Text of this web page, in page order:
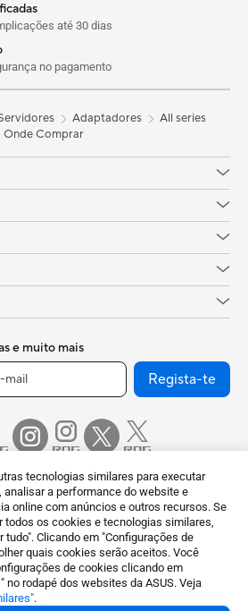
tecnologias similares para executar
a performance do website e
online com anúncios e outros recursos. Se
todos os cookies e tecnologias similares,
tudo". Clicando em "Configurações de
quais cookies serão aceitos. Você
de cookies clicando em
no rodapé dos websites da ASUS. Veja
.
até 30 dias
no pagamento
Adaptadores
All series
Onde Comprar
e muito mais
Regista-te
Todos os direitos reservados.
de Privacidade